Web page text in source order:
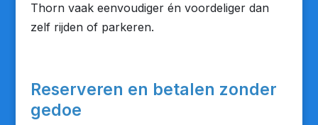
Thorn vaak eenvoudiger én voordeliger dan
zelf rijden of parkeren.
Reserveren en betalen zonder
gedoe